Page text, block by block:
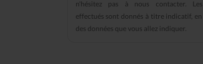
n'hésitez pas à nous contacter.
effectués sont donnés à titre indicatif,
des données que vous allez indiquer.